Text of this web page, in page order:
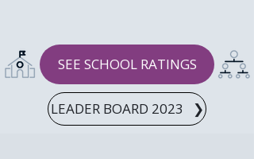
SEE SCHOOL RATINGS
LEADER BOARD 2023⠀❯